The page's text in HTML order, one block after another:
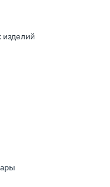
изделий